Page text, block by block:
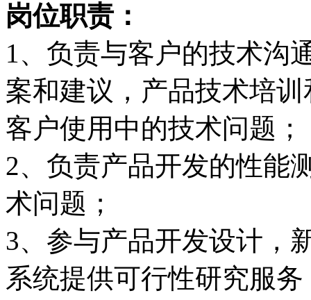
岗位职责：
1、负责与客户的技术沟
案和建议，产品技术培
客户使用中的技术问题；
2、负责产品开发的性能
术问题；
3、参与产品开发设计，
系统提供可行性研究服